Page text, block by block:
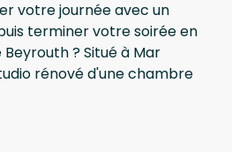
votre journée avec un
terminer votre soirée en
? Situé à Mar
rénové d'une chambre